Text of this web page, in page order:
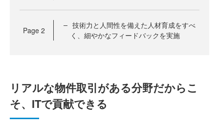
Page 2
技術力と人間性を備えた人材育成をすべ
く、細やかなフィードバックを実施
リアルな物件取引がある分野だからこ
そ、ITで貢献できる